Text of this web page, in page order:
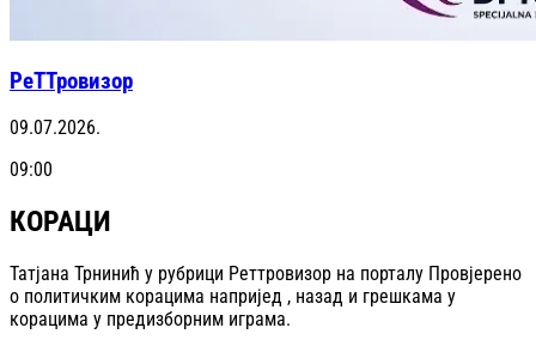
РеТТровизор
09.07.2026.
09:00
КОРАЦИ
Татјана Трнинић у рубрици Реттровизор на порталу Провјерено
о политичким корацима напријед , назад и грешкама у
корацима у предизборним играма.